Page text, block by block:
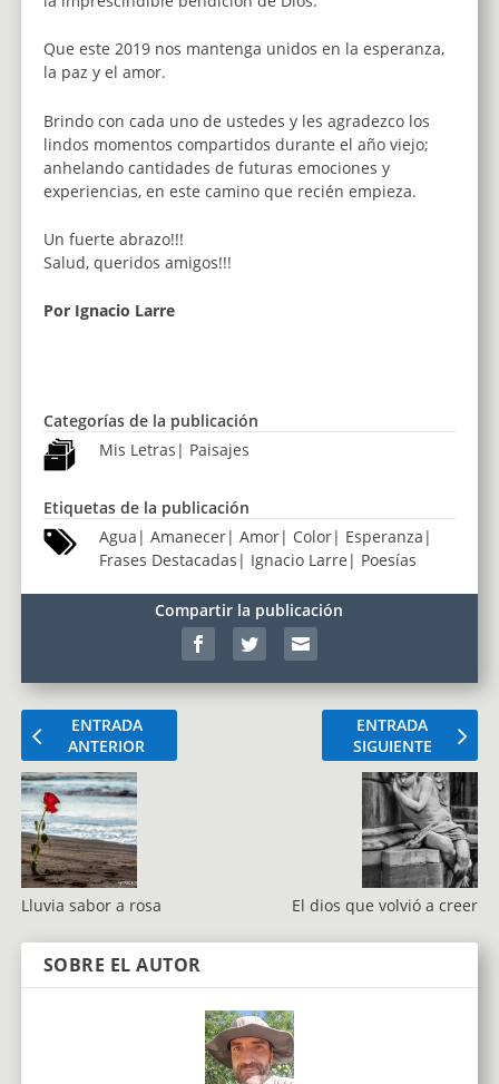
Que este 2019 nos mantenga unidos en la esperanza,
la paz y el amor.
Brindo con cada uno de ustedes y les agradezco los
lindos momentos compartidos durante el año viejo;
anhelando cantidades de futuras emociones y
experiencias, en este camino que recién empieza.
Un fuerte abrazo!!!
Salud, queridos amigos!!!
Por Ignacio Larre
Categorías de la publicación
Mis Letras | Paisajes
Etiquetas de la publicación
Agua | Amanecer| Amor| Color| Esperanza |
Frases Destacadas | Ignacio Larre | Poesías
Compartir la publicación
ENTRADA
ANTERIOR
Lluvia sabor a rosa
ENTRADA
SIGUIENTE
El dios que volvió a creer
SOBRE EL AUTOR